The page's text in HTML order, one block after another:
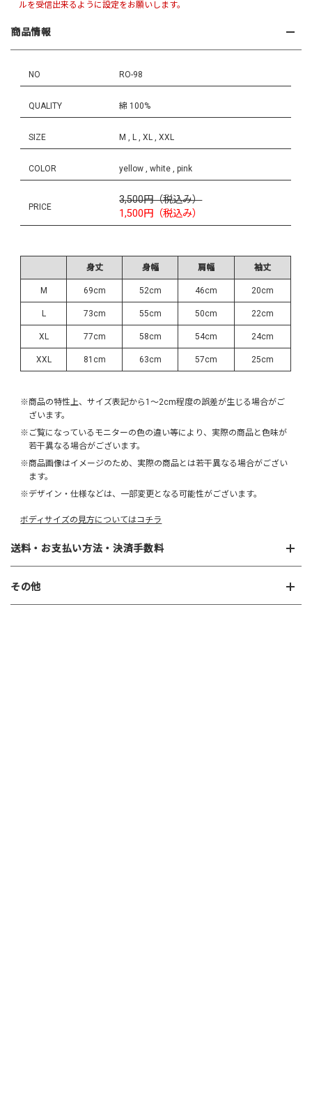
ルを受信出来るように設定をお願いします。
商品情報
NO RO-98
QUALITY 綿 100%
SIZE M , L , XL , XXL
COLOR yellow , white , pink
PRICE
3,500円（税込み）
1,500円（税込み）
身丈 身幅 肩幅 袖丈
M 69cm 52cm 46cm 20cm
L 73cm 55cm 50cm 22cm
XL 77cm 58cm 54cm 24cm
XXL 81cm 63cm 57cm 25cm
※商品の特性上、サイズ表記から1～2cm程度の誤差が生じる場合がご
ざいます。
※ご覧になっているモニターの色の違い等により、実際の商品と色味が
若干異なる場合がございます。
※商品画像はイメージのため、実際の商品とは若干異なる場合がござい
ます。
※デザイン・仕様などは、一部変更となる可能性がございます。
ボディサイズの見方についてはコチラ
送料・お支払い方法・決済手数料
その他